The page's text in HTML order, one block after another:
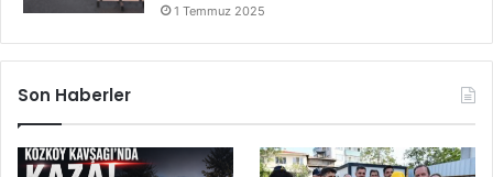
1 Temmuz 2025
Son Haberler